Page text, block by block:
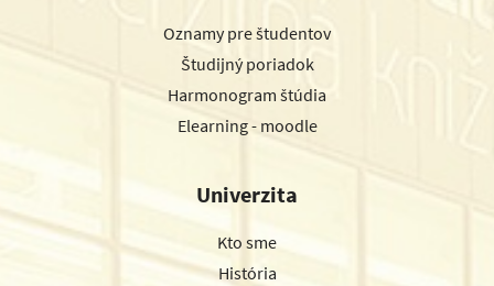
Oznamy pre študentov
Študijný poriadok
Harmonogram štúdia
Elearning - moodle
Univerzita
Kto sme
História